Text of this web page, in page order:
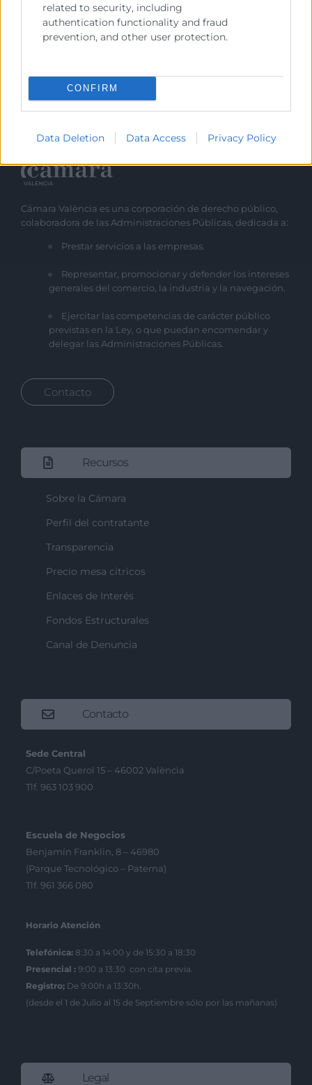
related to security, including
authentication functionality and fraud
prevention, and other user protection.
CONFIRM
Data Deletion Data Access Privacy Policy
He leído y acepto laPolítica de Privacidad
Cámara València es una corporación de derecho público,
colaboradora de las Administraciones Públicas, dedicada a:
Prestar servicios a las empresas.
Representar, promocionar y defender los intereses
generales del comercio, la industria y la navegación.
Ejercitar las competencias de carácter público
previstas en la Ley, o que puedan encomendar y
delegar las Administraciones Públicas.
Contacto
Recursos
Sobre la Cámara
Perfil del contratante
Transparencia
Precio mesa citricos
Enlaces de Interés
Fondos Estructurales
Canal de Denuncia
Contacto
Sede Central
C/Poeta Querol 15 – 46002 València
Tlf. 963 103 900
Escuela de Negocios
Benjamín Franklin, 8 – 46980
(Parque Tecnológico – Paterna)
Tlf. 961 366 080
Horario Atención
Telefónica: 8:30 a 14:00 y de 15:30 a 18:30
Presencial : 9:00 a 13:30 con cita previa.
Registro; De 9:00h a 13:30h.
(desde el 1 de Julio al 15 de Septiembre sólo por las mañanas)
Legal